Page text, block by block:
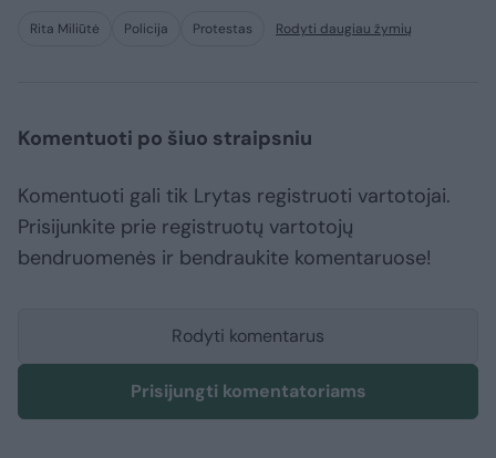
Rita Miliūtė Policija Protestas Rodyti daugiau žymių
Komentuoti po šiuo straipsniu
Komentuoti gali tik Lrytas registruoti vartotojai.
Prisijunkite prie registruotų vartotojų
bendruomenės ir bendraukite komentaruose!
Rodyti komentarus
Prisijungti komentatoriams